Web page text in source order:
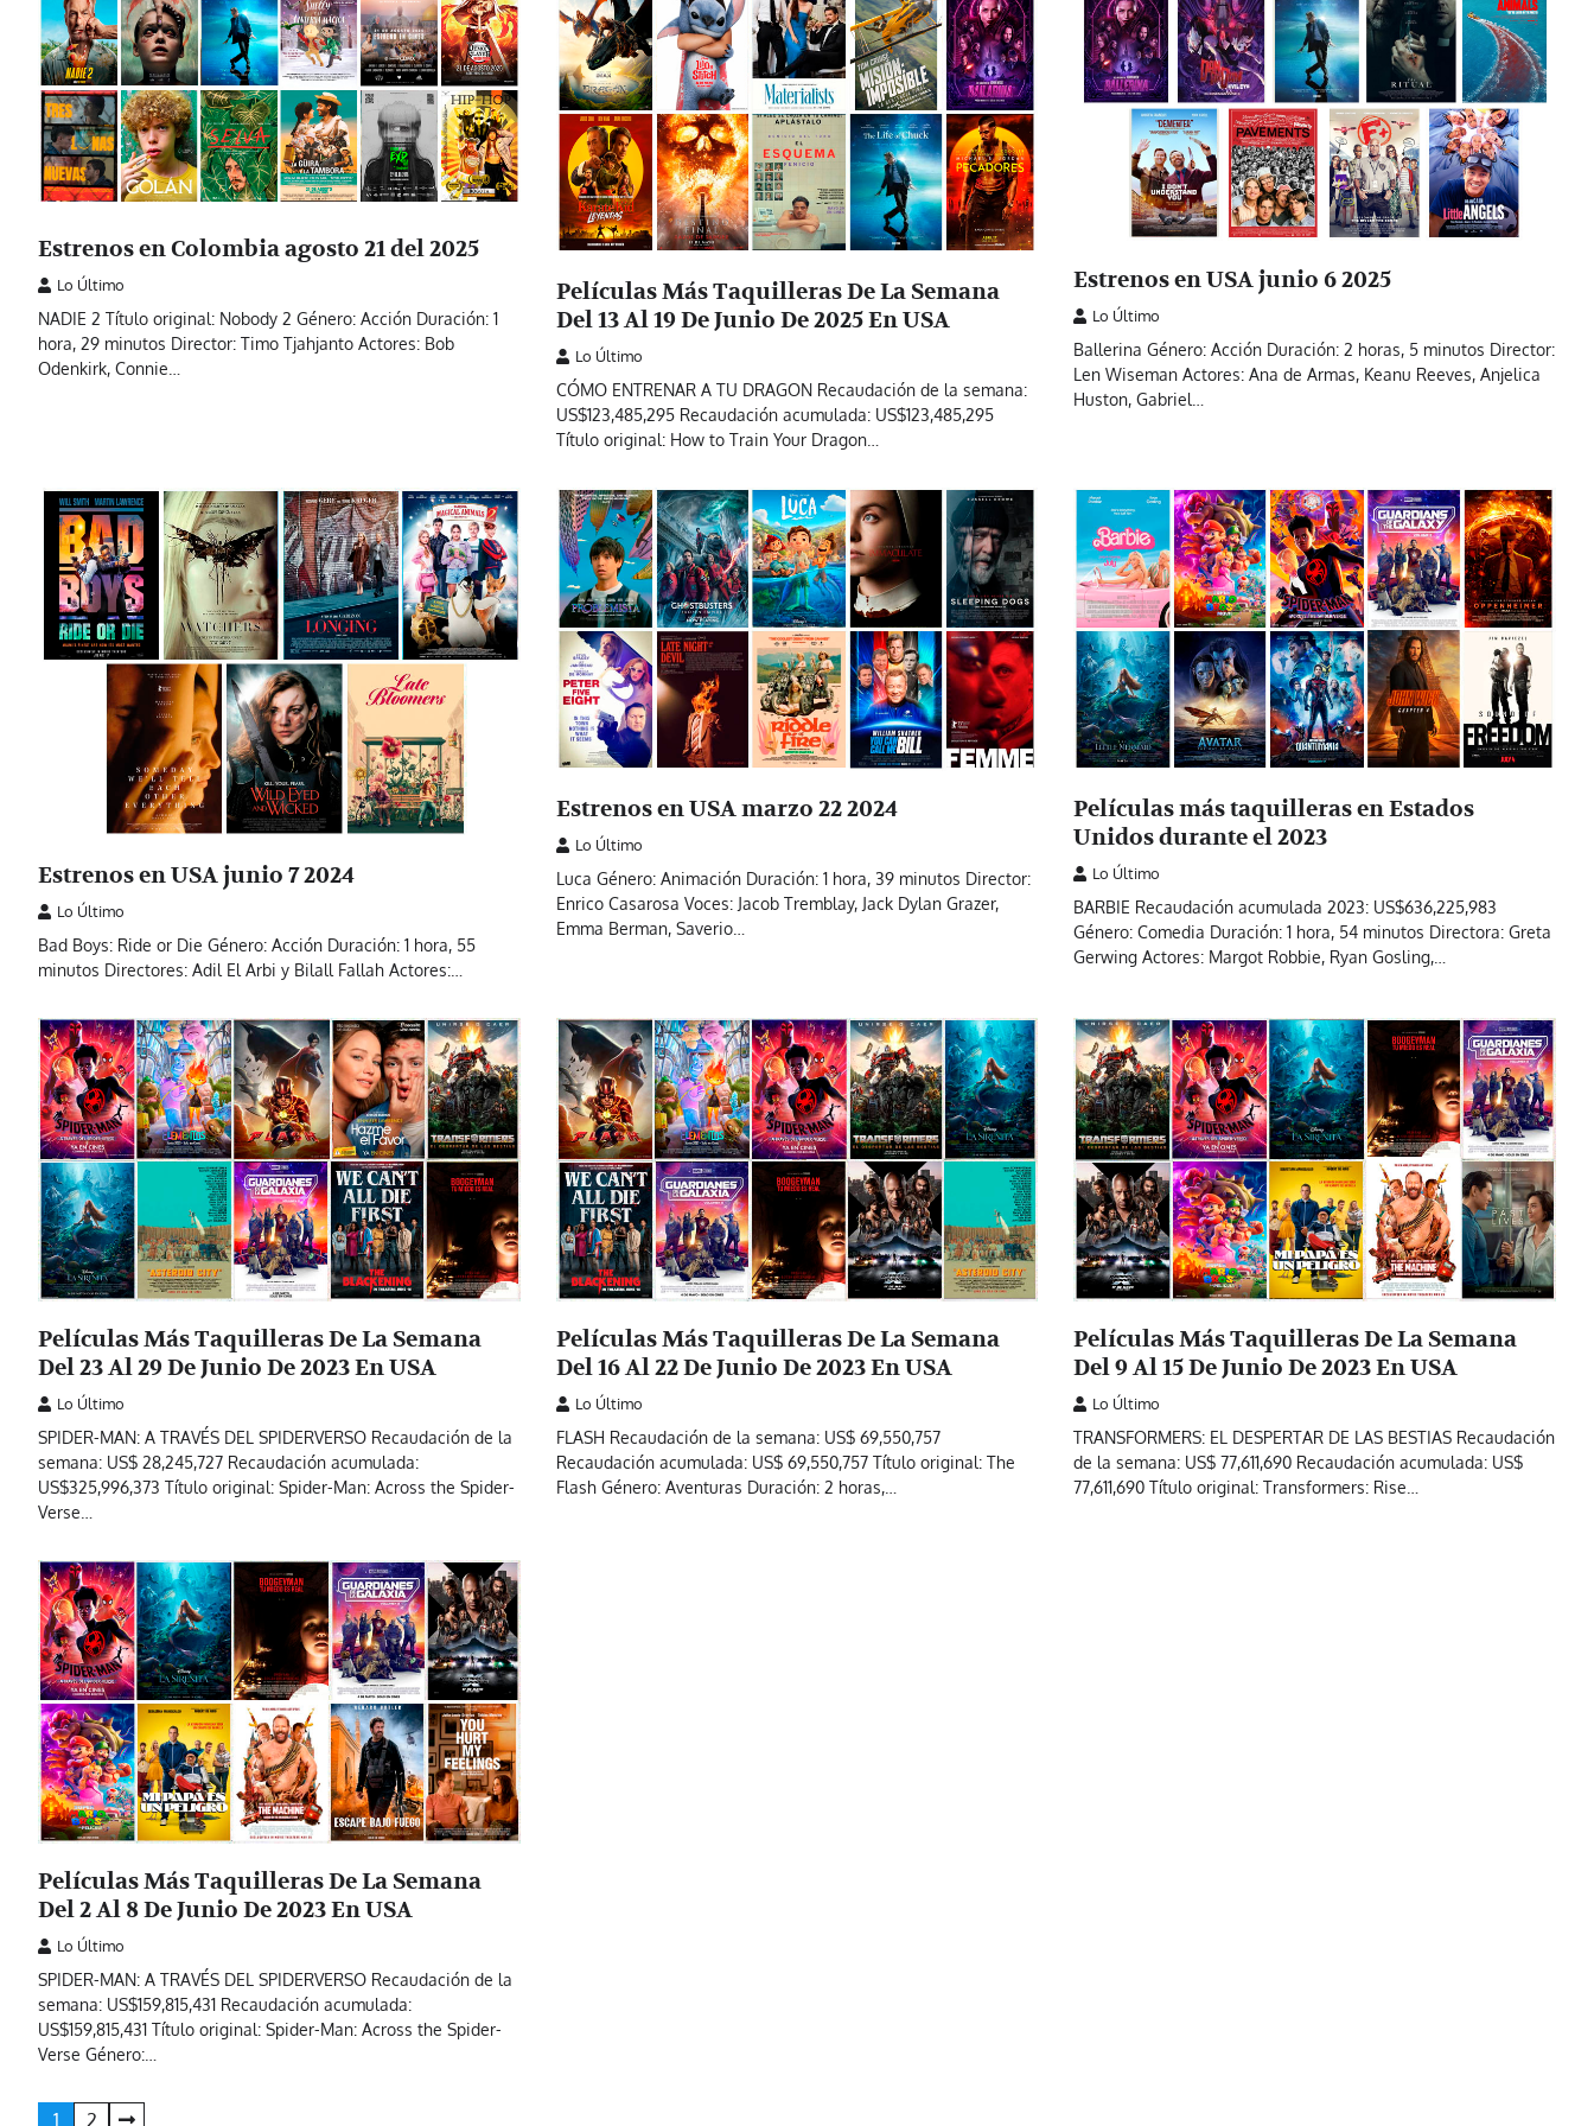
Estrenos en Colombia agosto 21 del 2025
Lo Último
NADIE 2 Título original: Nobody 2 Género: Acción Duración: 1
hora, 29 minutos Director: Timo Tjahjanto Actores: Bob
Odenkirk, Connie…
Películas Más Taquilleras De La Semana
Del 13 Al 19 De Junio De 2025 En USA
Lo Último
CÓMO ENTRENAR A TU DRAGON Recaudación de la semana:
US$123,485,295 Recaudación acumulada: US$123,485,295
Título original: How to Train Your Dragon…
Estrenos en USA junio 6 2025
Lo Último
Ballerina Género: Acción Duración: 2 horas, 5 minutos Director:
Len Wiseman Actores: Ana de Armas, Keanu Reeves, Anjelica
Huston, Gabriel…
Estrenos en USA junio 7 2024
Lo Último
Bad Boys: Ride or Die Género: Acción Duración: 1 hora, 55
minutos Directores: Adil El Arbi y Bilall Fallah Actores:…
Estrenos en USA marzo 22 2024
Lo Último
Luca Género: Animación Duración: 1 hora, 39 minutos Director:
Enrico Casarosa Voces: Jacob Tremblay, Jack Dylan Grazer,
Emma Berman, Saverio…
Películas más taquilleras en Estados
Unidos durante el 2023
Lo Último
BARBIE Recaudación acumulada 2023: US$636,225,983
Género: Comedia Duración: 1 hora, 54 minutos Directora: Greta
Gerwing Actores: Margot Robbie, Ryan Gosling,…
Películas Más Taquilleras De La Semana
Del 23 Al 29 De Junio De 2023 En USA
Lo Último
SPIDER-MAN: A TRAVÉS DEL SPIDERVERSO Recaudación de la
semana: US$ 28,245,727 Recaudación acumulada:
US$325,996,373 Título original: Spider-Man: Across the Spider-
Verse…
Películas Más Taquilleras De La Semana
Del 16 Al 22 De Junio De 2023 En USA
Lo Último
FLASH Recaudación de la semana: US$ 69,550,757
Recaudación acumulada: US$ 69,550,757 Título original: The
Flash Género: Aventuras Duración: 2 horas,…
Películas Más Taquilleras De La Semana
Del 9 Al 15 De Junio De 2023 En USA
Lo Último
TRANSFORMERS: EL DESPERTAR DE LAS BESTIAS Recaudación
de la semana: US$ 77,611,690 Recaudación acumulada: US$
77,611,690 Título original: Transformers: Rise…
Películas Más Taquilleras De La Semana
Del 2 Al 8 De Junio De 2023 En USA
Lo Último
SPIDER-MAN: A TRAVÉS DEL SPIDERVERSO Recaudación de la
semana: US$159,815,431 Recaudación acumulada:
US$159,815,431 Título original: Spider-Man: Across the Spider-
Verse Género:…
Paginación
1 2